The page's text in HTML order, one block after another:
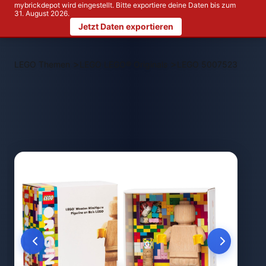
mybrickdepot wird eingestellt. Bitte exportiere deine Daten bis zum
31. August 2026.
Jetzt Daten exportieren
LEGO Themen > LEGO 5007523 Holz-